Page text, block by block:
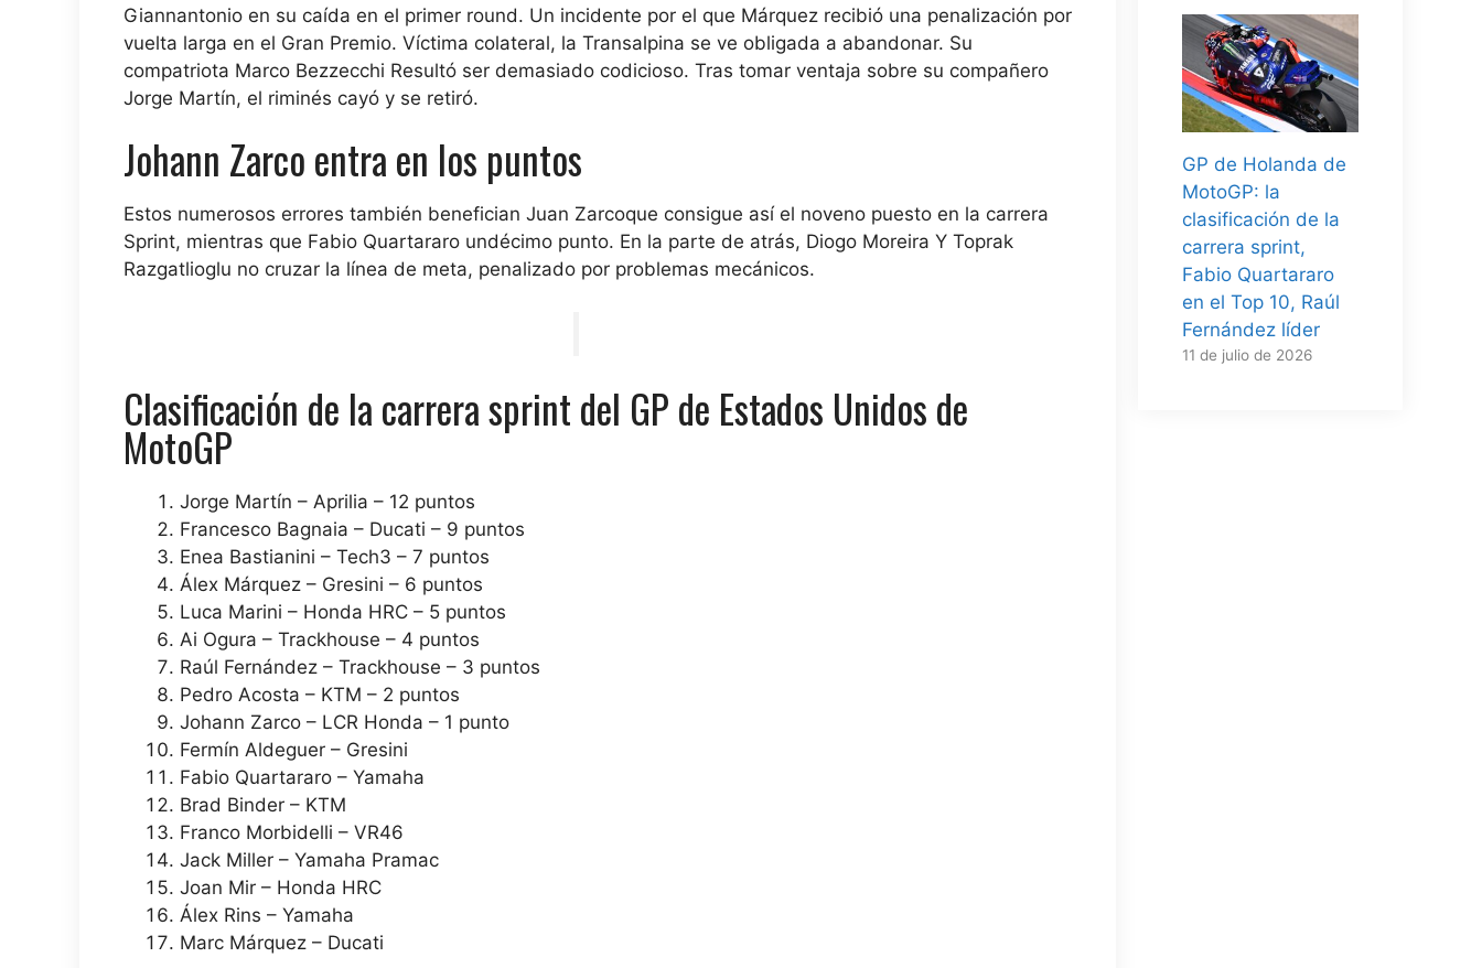
Giannantonio en su caída en el primer round. Un incidente por el que Márquez recibió una penalización por
vuelta larga en el Gran Premio. Víctima colateral, la Transalpina se ve obligada a abandonar. Su
compatriota Marco Bezzecchi Resultó ser demasiado codicioso. Tras tomar ventaja sobre su compañero
Jorge Martín, el riminés cayó y se retiró.
Johann Zarco entra en los puntos
Estos numerosos errores también benefician Juan Zarcoque consigue así el noveno puesto en la carrera
Sprint, mientras que Fabio Quartararo undécimo punto. En la parte de atrás, Diogo Moreira Y Toprak
Razgatlioglu no cruzar la línea de meta, penalizado por problemas mecánicos.
Clasificación de la carrera sprint del GP de Estados Unidos de
MotoGP
Jorge Martín – Aprilia – 12 puntos
Francesco Bagnaia – Ducati – 9 puntos
Enea Bastianini – Tech3 – 7 puntos
Álex Márquez – Gresini – 6 puntos
Luca Marini – Honda HRC – 5 puntos
Ai Ogura – Trackhouse – 4 puntos
Raúl Fernández – Trackhouse – 3 puntos
Pedro Acosta – KTM – 2 puntos
Johann Zarco – LCR Honda – 1 punto
Fermín Aldeguer – Gresini
Fabio Quartararo – Yamaha
Brad Binder – KTM
Franco Morbidelli – VR46
Jack Miller – Yamaha Pramac
Joan Mir – Honda HRC
Álex Rins – Yamaha
Marc Márquez – Ducati
GP de Holanda de
MotoGP: la
clasificación de la
carrera sprint,
Fabio Quartararo
en el Top 10, Raúl
Fernández líder
11 de julio de 2026